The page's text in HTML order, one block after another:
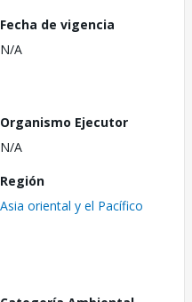
Fecha de vigencia
N/A
Organismo Ejecutor
N/A
Región
Asia oriental y el Pacífico